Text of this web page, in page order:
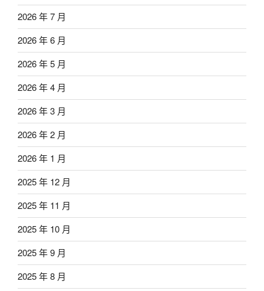
2026 年 7 月
2026 年 6 月
2026 年 5 月
2026 年 4 月
2026 年 3 月
2026 年 2 月
2026 年 1 月
2025 年 12 月
2025 年 11 月
2025 年 10 月
2025 年 9 月
2025 年 8 月